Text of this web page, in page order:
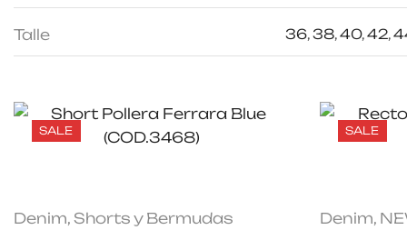
Talle 36,38,40,42,
SALE
Denim, Shorts y Bermudas
SALE
Denim,